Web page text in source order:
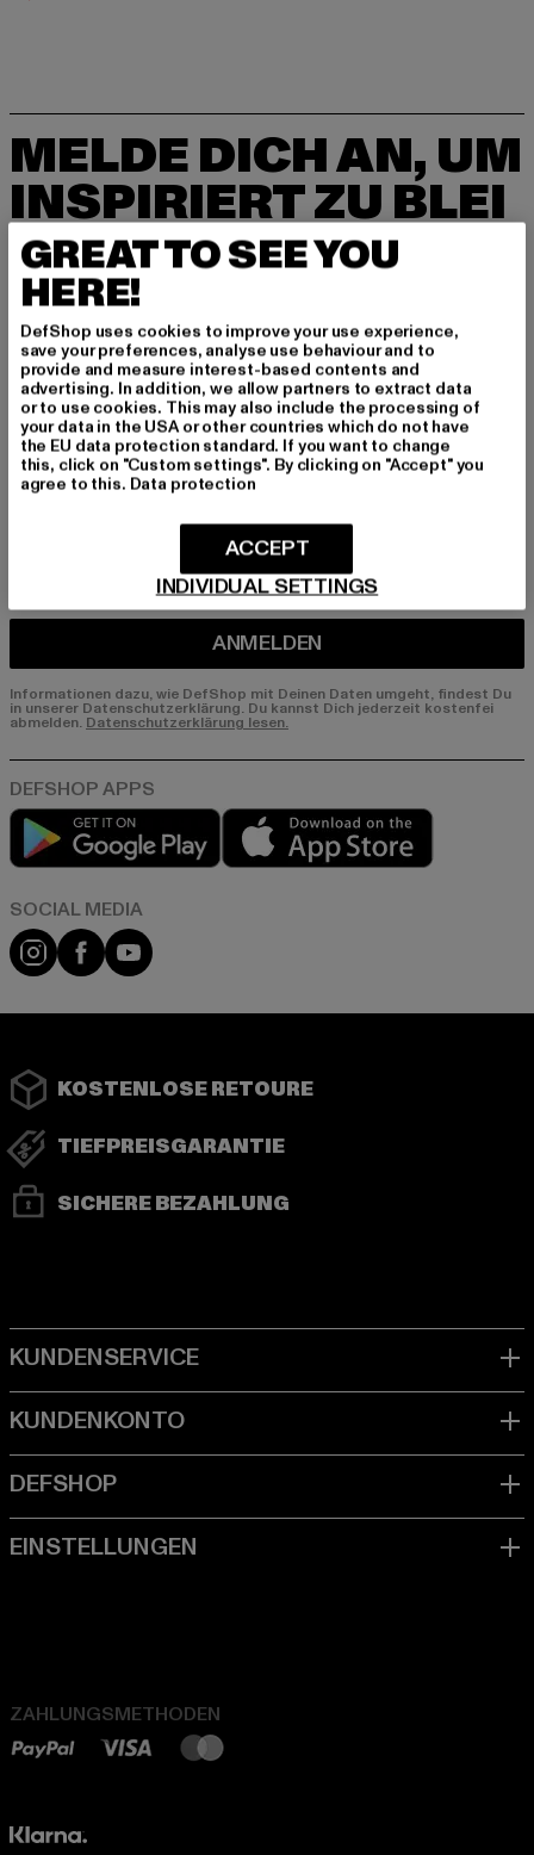
MELDE DICH AN, UM
INSPIRIERT ZU BLEI
BEN!
Melde dich hier für unseren Newsletter an und
erhalte künftig Informationen über aktuelle Tre
nds, Angebote und Gutscheine von DefShop p
er E-Mail!
An welchen Produkten bist du interessiert?
MÄNNER
ANMELDEN
Informationen dazu, wie DefShop mit Deinen Daten umgeht, findest Du
in unserer Datenschutzerklärung. Du kannst Dich jederzeit kostenfei
abmelden. Datenschutzerklärung lesen.
Play market
Instagram
FacebookYouTube
KOSTENLOSE RETOURE
TIEFPREISGARANTIE
SICHERE BEZAHLUNG
ZAHLUNGSMETHODEN
GREAT TO SEE YOU
HERE!
DefShop uses cookies to improve your use experience,
save your preferences, analyse use behaviour and to
provide and measure interest-based contents and
advertising. In addition, we allow partners to extract data
or to use cookies. This may also include the processing of
your data in the USA or other countries which do not have
the EU data protection standard. If you want to change
this, click on "Custom settings". By clicking on "Accept" you
agree to this. Data protection
INDIVIDUAL SETTINGS
ACCEPT